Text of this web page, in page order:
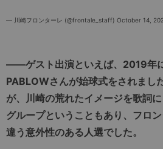
— 川崎フロンターレ (@frontale_staff) October 14,
――ゲスト出演といえば、2019年
PABLOWさんが始球式をされまし
が、川崎の荒れたイメージを歌詞
グループということもあり、フロ
違う意外性のある人選でした。